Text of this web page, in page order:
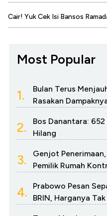
Cair! Yuk Cek Isi Bansos
Most Popular
1.
Bulan Terus
Rasakan
2.
Bos Danantara: 652
Hilang
3.
Genjot
Pemilik Rumah
4.
Prabowo Pesan
BRIN, Harganya